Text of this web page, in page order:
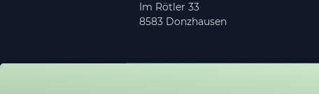
Im Rötler 33
8583 Donzhausen